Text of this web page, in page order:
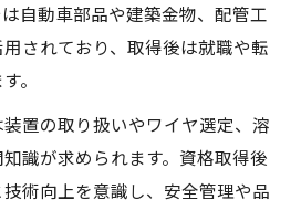
自動車部品や建築金物、配管工
されており、取得後は就職や転
。
置の取り扱いやワイヤ選定、溶
識が求められます。資格取得後
術向上を意識し、安全管理や品